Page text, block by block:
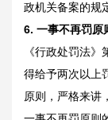
政机关备案的规
6. 一事不再罚原
《行政处罚法
得给予两次以上
原则，严格来讲